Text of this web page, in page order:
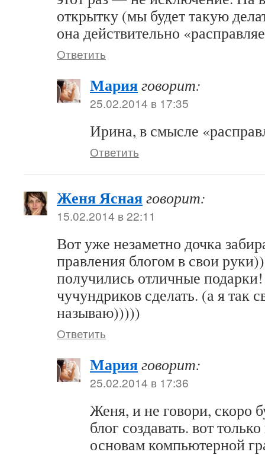
открытку (мы будет такую
она действительно
Ответить
Марияговорит:
25.02.2014 в 17:35
Ирина, в смысле
Ответить
Женя Яснаяговорит:
15.02.2014 в 22:11
Вот уже незаметно дочка
правления блогом в свои
получились отличные
чучундриков сделать. (а я так
называю)))))
Ответить
Марияговорит:
25.02.2014 в 17:36
Женя, и не говори, скоро
блог создавать. вот
основам компьютерной